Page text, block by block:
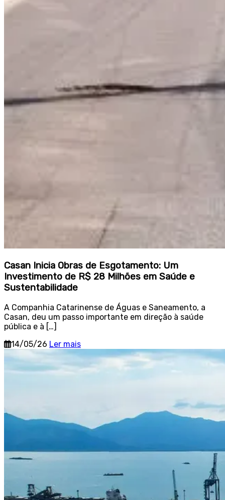
Casan Inicia Obras de Esgotamento: Um
Investimento de R$ 28 Milhões em Saúde e
Sustentabilidade
A Companhia Catarinense de Águas e Saneamento, a
Casan, deu um passo importante em direção à saúde
pública e à […]
14/05/26 Ler mais